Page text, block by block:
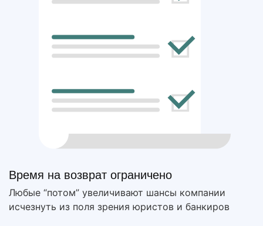
Время на возврат ограничено
Любые “потом” увеличивают шансы компании
исчезнуть из поля зрения юристов и банкиров